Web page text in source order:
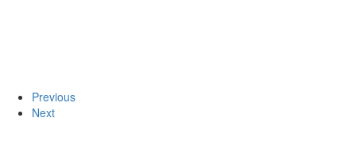
Previous
Next